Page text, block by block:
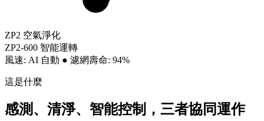
ZP2 空氣淨化
ZP2-600 智能運轉
風速: AI 自動 ● 濾網壽命: 94%
這是什麼
感測、清淨、智能控制，三者協同運作